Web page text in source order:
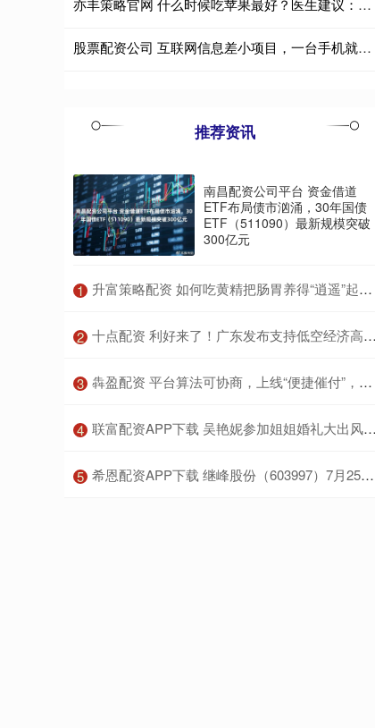
亦丰策略官网 什么时候吃苹果最好？医生建议：这5个时间段最合适，早了解早受益！
股票配资公司 互联网信息差小项目，一台手机就能在家搞钱，你了解过吗？
推荐资讯
南昌配资公司平台 资金借道
ETF布局债市汹涌，30年国债
ETF（511090）最新规模突破
300亿元
1 ​升富策略配资 如何吃黄精把肠胃养得“逍遥”起来？
2 ​十点配资 利好来了！广东发布支持低空经济高质量发展若干措施
3 ​犇盈配资 平台算法可协商，上线“便捷催付”，全市首份同城货运司机协商恳谈纪要在长宁诞生
4 ​联富配资APP下载 吴艳妮参加姐姐婚礼大出风头，忍不住哽咽大哭，令人感慨
5 ​希恩配资APP下载 继峰股份（603997）7月25日主力资金净买入350.60万元